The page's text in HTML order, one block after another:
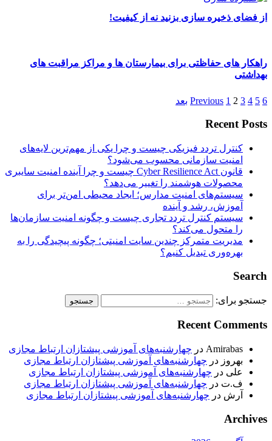
از فضای ذخیره سازی بزنید نه از کیفیت!
راهکار های حفاظتی برای بیمارستان ها و مراکز مراقبت های
بهداشتی
Previous 1 2 3 4 5 6 بعد
Recent Posts
کنترل تردد فیزیکی چیست و چرا یکی از مهم‌ترین لایه‌های
امنیت سازمانی محسوب می‌شود؟
قانون Cyber Resilience Act چیست و چرا آینده امنیت سایبری
محصولات هوشمند را تغییر می‌دهد؟
سیستم‌های امنیت مدارس؛ ایجاد محیطی امن‌تر برای
آموزش، رشد و آینده
سیستم کنترل تردد تجاری چیست و چگونه امنیت سازمان‌ها
را متحول می‌کند؟
مدیریت متمرکز چندین سایت امنیتی؛ چگونه پیچیدگی را به
بهره‌وری تبدیل کنیم؟
Search
جستجو برای:
Recent Comments
Amirabas در چهارشنبه‌های آموزشی پیشتازان ارتباط مجازی
بهروز در چهارشنبه‌های آموزشی پیشتازان ارتباط مجازی
علی در چهارشنبه‌های آموزشی پیشتازان ارتباط مجازی
ف.ت در چهارشنبه‌های آموزشی پیشتازان ارتباط مجازی
آرش در چهارشنبه‌های آموزشی پیشتازان ارتباط مجازی
Archives